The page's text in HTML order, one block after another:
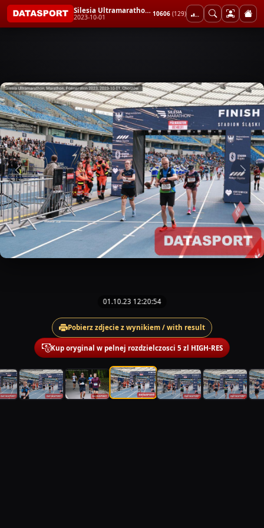
Silesia Ultramarathon, Marathon, Półmaraton 2023
2023-10-01 10606 (129)
01.10.23 12:20:54
Pobierz zdjecie z wynikiem / with result
Kup oryginal w pelnej rozdzielczosci 5 zl HIGH-RES